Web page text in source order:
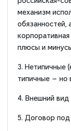
механизм
обязанностей,
плюсы и
3. Нетипичные
типичные — но
4. Внешний
5. Договор